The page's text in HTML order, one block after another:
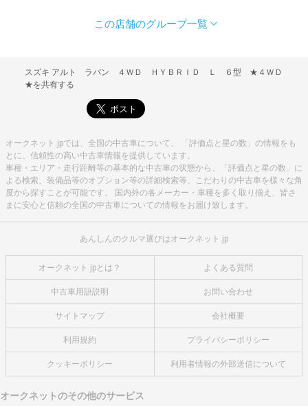
この店舗のグループ一覧
スズキ アルト ラパン ４ＷＤ ＨＹＢＲＩＤ Ｌ ６型 ★４ＷＤ
★を共有する
オークネット.jpでは、全国の中古車について、 「評価点と星の数」の情報をも
とに、信頼性の高い中古車情報を提供しています。
車種・エリア・走行距離等の基本的な中古車の状態から、「評価点と星の数」に
よる検索、装備品等のオプション等の詳細検索等、こだわりの中古車を様々な角
度から探すことが可能です。 国内外の各メーカー・車種を多く取り揃え、皆さ
まに安心と信頼の全国の中古車についての情報をお届け致します。
あんしんのクルマ選びはオークネット.jp
オークネット.jpとは？ よくある質問
中古車用語説明 お問い合わせ
サイトマップ 会社概要
利用規約 プライバシーポリシー
クッキーポリシー 利用者情報の外部送信について
オークネットのその他のサービス